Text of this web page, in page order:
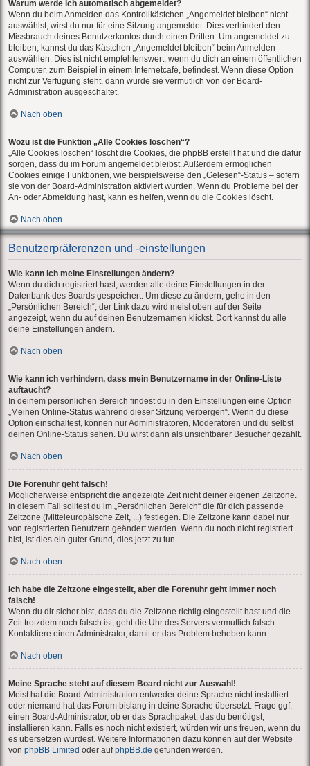
Warum werde ich automatisch abgemeldet?
Wenn du beim Anmelden das Kontrollkästchen „Angemeldet bleiben“ nicht
auswählst, wirst du nur für eine Sitzung angemeldet. Dies verhindert den
Missbrauch deines Benutzerkontos durch einen Dritten. Um angemeldet zu
bleiben, kannst du das Kästchen „Angemeldet bleiben“ beim Anmelden
auswählen. Dies ist nicht empfehlenswert, wenn du dich an einem öffentlichen
Computer, zum Beispiel in einem Internetcafé, befindest. Wenn diese Option
nicht zur Verfügung steht, dann wurde sie vermutlich von der Board-
Administration ausgeschaltet.
Nach oben
Wozu ist die Funktion „Alle Cookies löschen“?
„Alle Cookies löschen“ löscht die Cookies, die phpBB erstellt hat und die dafür
sorgen, dass du im Forum angemeldet bleibst. Außerdem ermöglichen
Cookies einige Funktionen, wie beispielsweise den „Gelesen“-Status – sofern
sie von der Board-Administration aktiviert wurden. Wenn du Probleme bei der
An- oder Abmeldung hast, kann es helfen, wenn du die Cookies löscht.
Nach oben
Benutzerpräferenzen und -einstellungen
Wie kann ich meine Einstellungen ändern?
Wenn du dich registriert hast, werden alle deine Einstellungen in der
Datenbank des Boards gespeichert. Um diese zu ändern, gehe in den
„Persönlichen Bereich“; der Link dazu wird meist oben auf der Seite
angezeigt, wenn du auf deinen Benutzernamen klickst. Dort kannst du alle
deine Einstellungen ändern.
Nach oben
Wie kann ich verhindern, dass mein Benutzername in der Online-Liste
auftaucht?
In deinem persönlichen Bereich findest du in den Einstellungen eine Option
„Meinen Online-Status während dieser Sitzung verbergen“. Wenn du diese
Option einschaltest, können nur Administratoren, Moderatoren und du selbst
deinen Online-Status sehen. Du wirst dann als unsichtbarer Besucher gezählt.
Nach oben
Die Forenuhr geht falsch!
Möglicherweise entspricht die angezeigte Zeit nicht deiner eigenen Zeitzone.
In diesem Fall solltest du im „Persönlichen Bereich“ die für dich passende
Zeitzone (Mitteleuropäische Zeit, ...) festlegen. Die Zeitzone kann dabei nur
von registrierten Benutzern geändert werden. Wenn du noch nicht registriert
bist, ist dies ein guter Grund, dies jetzt zu tun.
Nach oben
Ich habe die Zeitzone eingestellt, aber die Forenuhr geht immer noch
falsch!
Wenn du dir sicher bist, dass du die Zeitzone richtig eingestellt hast und die
Zeit trotzdem noch falsch ist, geht die Uhr des Servers vermutlich falsch.
Kontaktiere einen Administrator, damit er das Problem beheben kann.
Nach oben
Meine Sprache steht auf diesem Board nicht zur Auswahl!
Meist hat die Board-Administration entweder deine Sprache nicht installiert
oder niemand hat das Forum bislang in deine Sprache übersetzt. Frage ggf.
einen Board-Administrator, ob er das Sprachpaket, das du benötigst,
installieren kann. Falls es noch nicht existiert, würden wir uns freuen, wenn du
es übersetzen würdest. Weitere Informationen dazu können auf der Website
von phpBB Limited oder aufphpBB.de gefunden werden.